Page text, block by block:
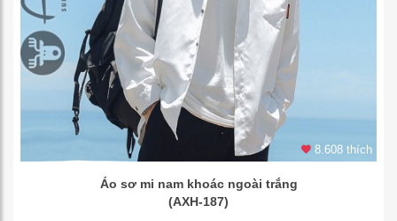
8.608 thích
Áo sơ mi nam khoác ngoài trắng
(AXH-187)